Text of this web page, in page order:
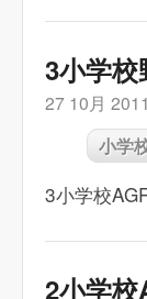
3小学
27 10月
小学
3小学校
2小学